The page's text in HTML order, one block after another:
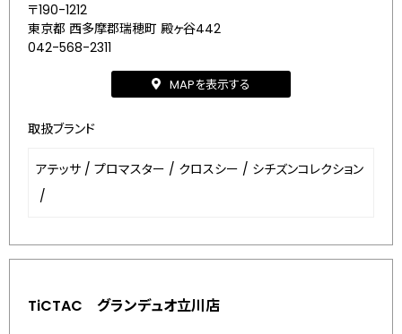
〒190-1212
東京都 西多摩郡瑞穂町 殿ヶ谷442
042-568-2311
MAPを表示する
取扱ブランド
アテッサ / プロマスター / クロスシー / シチズンコレクション
/
TiCTAC グランデュオ立川店